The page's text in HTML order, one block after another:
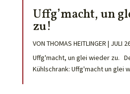
Uffg’macht, un
zu!
VON THOMAS HEITLINGER | JULI
Uffg'macht, un glei wieder zu.
Kühlschrank: Uffg'macht un glei